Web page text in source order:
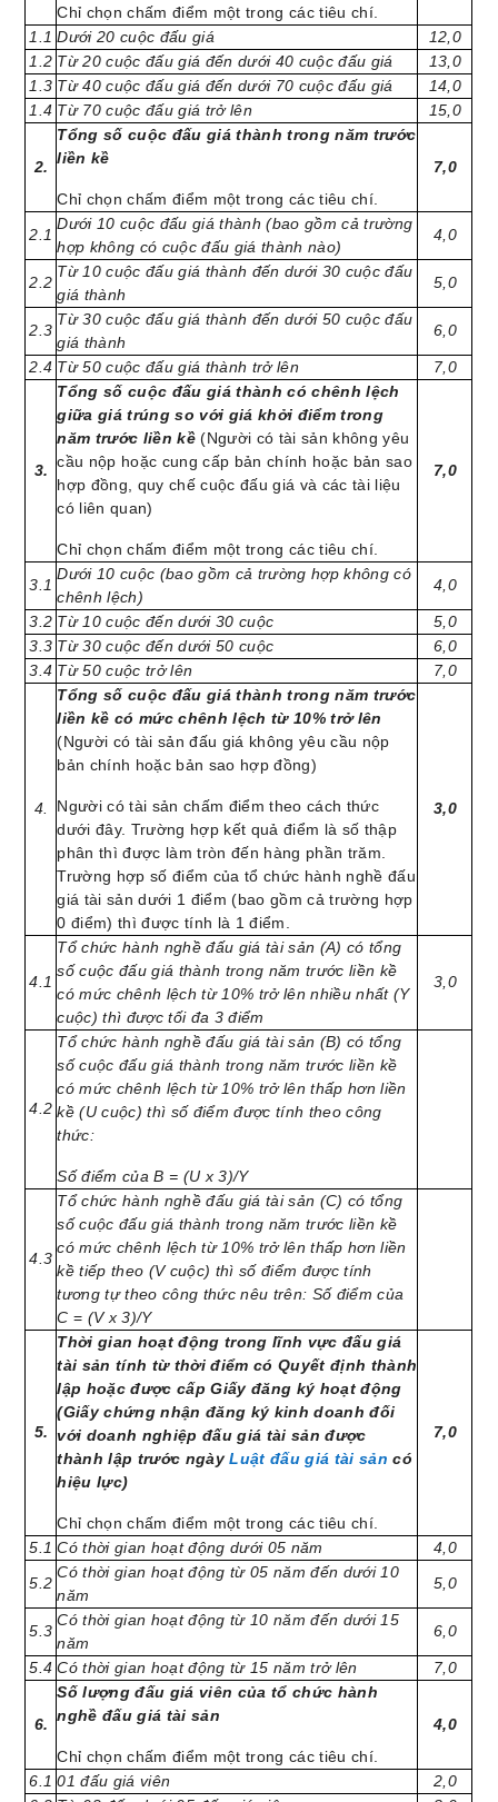
Chỉ chọn chấm điểm một trong các tiêu chí.
1.1 Dưới 20 cuộc đấu giá
12,0
1.2 Từ 20 cuộc đấu giá đến dưới 40 cuộc đấu giá
13,0
1.3 Từ 40 cuộc đấu giá đến dưới 70 cuộc đấu giá
14,0
1.4 Từ 70 cuộc đấu giá trở lên 15,0
2.
Tổng số cuộc đấu giá thành trong năm trước
liền kề
Chỉ chọn chấm điểm một trong các tiêu chí.
7,0
2.1
Dưới 10 cuộc đấu giá thành (bao gồm cả trường
hợp không có cuộc đấu giá thành nào)
4,0
2.2
Từ 10 cuộc đấu giá thành đến dưới 30 cuộc đấu
giá thành
5,0
2.3
Từ 30 cuộc đấu giá thành đến dưới 50 cuộc đấu
giá thành
6,0
2.4 Từ 50 cuộc đấu giá thành trở lên 7,0
3.
Tổng số cuộc đấu giá thành có chênh lệch
giữa giá trúng so với giá khởi điểm trong
năm trước liền kề (Người có tài sản không yêu
cầu nộp hoặc cung cấp bản chính hoặc bản sao
hợp đồng, quy chế cuộc đấu giá và các tài liệu
có liên quan)
Chỉ chọn chấm điểm một trong các tiêu chí.
7,0
3.1
Dưới 10 cuộc (bao gồm cả trường hợp không có
chênh lệch)
4,0
3.2 Từ 10 cuộc đến dưới 30 cuộc
5,0
3.3 Từ 30 cuộc đến dưới 50 cuộc
6,0
3.4 Từ 50 cuộc trở lên 7,0
4.
Tổng số cuộc đấu giá thành trong năm trước
liền kề có mức chênh lệch từ 10% trở lên
(Người có tài sản đấu giá không yêu cầu nộp
bản chính hoặc bản sao hợp đồng)
Người có tài sản chấm điểm theo cách thức
dưới đây. Trường hợp kết quả điểm là số thập
phân thì được làm tròn đến hàng phần trăm.
Trường hợp số điểm của tổ chức hành nghề đấu
giá tài sản dưới 1 điểm (bao gồm cả trường hợp
0 điểm) thì được tính là 1 điểm.
3,0
4.1
Tổ chức hành nghề đấu giá tài sản (A) có tổng
số cuộc đấu giá thành trong năm trước liền kề
có mức chênh lệch từ 10% trở lên nhiều nhất (Y
cuộc) thì được tối đa 3 điểm
3,0
4.2
Tổ chức hành nghề đấu giá tài sản (B) có tổng
số cuộc đấu giá thành trong năm trước liền kề
có mức chênh lệch từ 10% trở lên thấp hơn liền
kề (U cuộc) thì số điểm được tính theo công
thức:
Số điểm của B = (U x 3)/Y
4.3
Tổ chức hành nghề đấu giá tài sản (C) có tổng
số cuộc đấu giá thành trong năm trước liền kề
có mức chênh lệch từ 10% trở lên thấp hơn liền
kề tiếp theo (V cuộc) thì số điểm được tính
tương tự theo công thức nêu trên: Số điểm của
C = (V x 3)/Y
5.
Thời gian hoạt động trong lĩnh vực đấu giá
tài sản tính từ thời điểm có Quyết định thành
lập hoặc được cấp Giấy đăng ký hoạt động
(Giấy chứng nhận đăng ký kinh doanh đối
với doanh nghiệp đấu giá tài sản được
thành lập trước ngàyLuật đấu giá tài sản có
hiệu lực)
Chỉ chọn chấm điểm một trong các tiêu chí.
7,0
5.1 Có thời gian hoạt động dưới 05 năm
4,0
5.2
Có thời gian hoạt động từ 05 năm đến dưới 10
năm
5,0
5.3
Có thời gian hoạt động từ 10 năm đến dưới 15
năm
6,0
5.4 Có thời gian hoạt động từ 15 năm trở lên 7,0
6.
Số lượng đấu giá viên của tổ chức hành
nghề đấu giá tài sản
Chỉ chọn chấm điểm một trong các tiêu chí.
4,0
6.1 01 đấu giá viên
2,0